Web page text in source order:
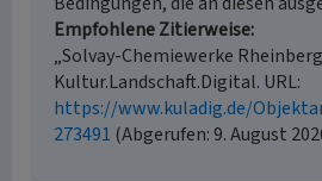
Empfohlene Zitierweise
„Solvay-Chemiewerke
Kultur.Landschaft.Digital. URL:
https://www.kuladig.de/
273491 (Abgerufen: 9. August